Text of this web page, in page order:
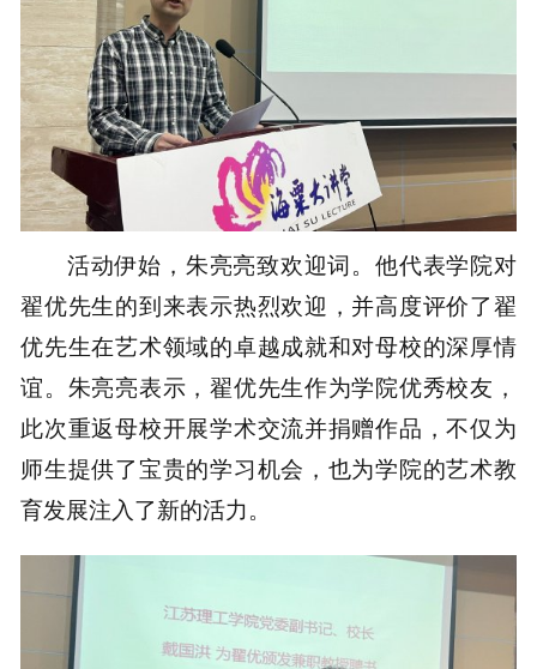
活动伊始，朱亮亮致欢迎词。他代表学院对
翟优先生的到来表示热烈欢迎，并高度评价了翟
优先生在艺术领域的卓越成就和对母校的深厚情
谊。朱亮亮表示，翟优先生作为学院优秀校友，
此次重返母校开展学术交流并捐赠作品，不仅为
师生提供了宝贵的学习机会，也为学院的艺术教
育发展注入了新的活力。